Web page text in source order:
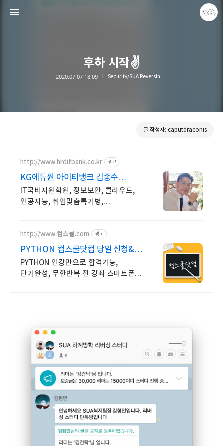
후하 시작✌️
2020.07.07 18:09 Security/SUA Reversing Study
글 작성자: caputdraconis
http://www.hrditbank.co.kr 광고
KG에듀원 아이티뱅크 김종수
27년경력전문가 IT취업상담
IT국비지원학원, 정보보안, 클라우드,
인공지능, 취업맞춤특기병,
http://www.컴스쿨.com 광고
PYTHON 컴스쿨닷컴 당일 신청&
결제시 기프티콘!
PYTHON 인강만으로 합격가능,
단기완성, 무한반복 전 강좌 스마트폰
caputdraconis